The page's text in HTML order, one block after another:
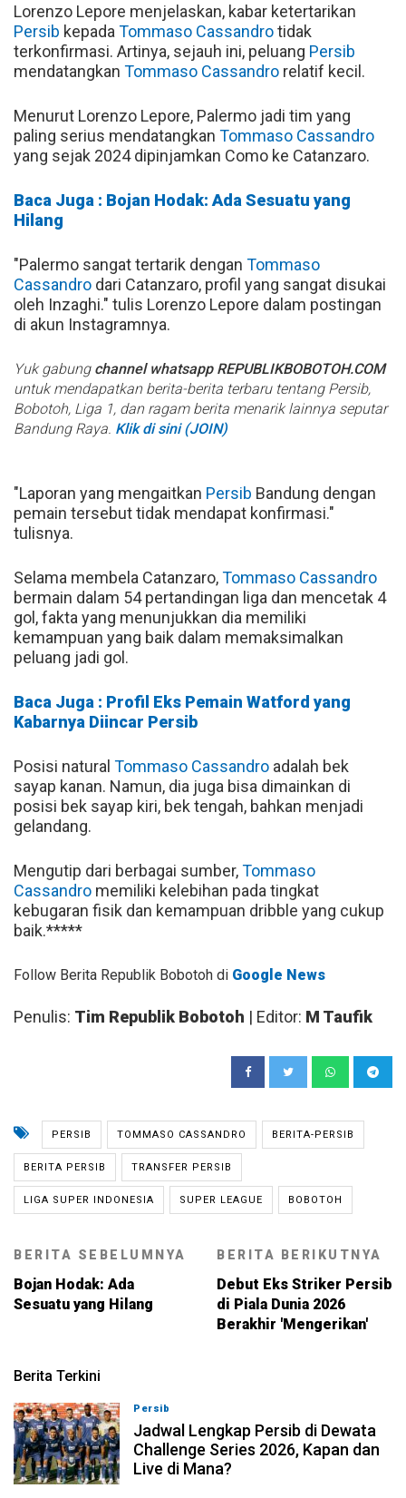
Lorenzo Lepore menjelaskan, kabar ketertarikan
Persib kepada Tommaso Cassandrotidak
terkonfirmasi. Artinya, sejauh ini, peluang Persib
mendatangkan Tommaso Cassandro relatif kecil.
Menurut Lorenzo Lepore, Palermo jadi tim yang
paling serius mendatangkan Tommaso Cassandro
yang sejak 2024 dipinjamkan Como ke Catanzaro.
Baca Juga : Bojan Hodak: Ada Sesuatu yang
Hilang
"Palermo sangat tertarik dengan Tommaso
Cassandro dari Catanzaro, profil yang sangat disukai
oleh Inzaghi." tulis Lorenzo Lepore dalam postingan
di akun Instagramnya.
Yuk gabung channel whatsapp REPUBLIKBOBOTOH.COM
untuk mendapatkan berita-berita terbaru tentang Persib,
Bobotoh, Liga 1, dan ragam berita menarik lainnya seputar
Bandung Raya. Klik di sini (JOIN)
"Laporan yang mengaitkan Persib Bandung dengan
pemain tersebut tidak mendapat konfirmasi."
tulisnya.
Selama membela Catanzaro,Tommaso Cassandro
bermain dalam 54 pertandingan liga dan mencetak 4
gol, fakta yang menunjukkan dia memiliki
kemampuan yang baik dalam memaksimalkan
peluang jadi gol.
Baca Juga : Profil Eks Pemain Watford yang
Kabarnya Diincar Persib
Posisi natural Tommaso Cassandro adalah bek
sayap kanan. Namun, dia juga bisa dimainkan di
posisi bek sayap kiri, bek tengah, bahkan menjadi
gelandang.
Mengutip dari berbagai sumber,Tommaso
Cassandro memiliki kelebihan pada tingkat
kebugaran fisik dan kemampuan dribble yang cukup
baik.*****
Follow Berita Republik Bobotoh di Google News
Penulis: Tim Republik Bobotoh | Editor: M Taufik
PERSIB TOMMASO CASSANDRO BERITA-PERSIB
BERITA PERSIB TRANSFER PERSIB
LIGA SUPER INDONESIA SUPER LEAGUE BOBOTOH
BERITA SEBELUMNYA
Bojan Hodak: Ada
Sesuatu yang Hilang
BERITA BERIKUTNYA
Debut Eks Striker Persib
di Piala Dunia 2026
Berakhir 'Mengerikan'
Berita Terkini
Persib
Jadwal Lengkap Persib di Dewata
Challenge Series 2026, Kapan dan
Live di Mana?